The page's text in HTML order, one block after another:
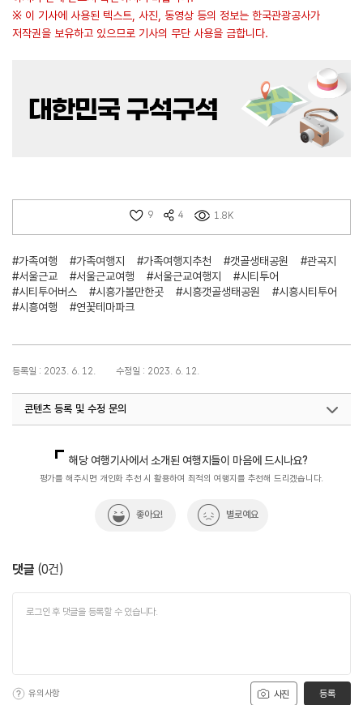
※ 이 기사에 사용된 텍스트, 사진, 동영상 등의 정보는 한국관광공사가
저작권을 보유하고 있으므로 기사의 무단 사용을 금합니다.
9 4 1.8K
#가족여행 #가족여행지 #가족여행지추천 #갯골생태공원
#관곡지
#서울근교
#서울근교여행 #서울근교여행지
#시티투어
#시티투어버스
#시흥가볼만한곳 #시흥갯골생태공원
#시흥시티투어
#시흥여행
#연꽃테마파크
등록일 : 2023. 6. 12. 수정일 : 2023. 6. 12.
콘텐츠 등록 및 수정 문의
해당 여행기사에서 소개된 여행지들이 마음에 드시나요?
평가를 해주시면 개인화 추천 시 활용하여 최적의 여행지를 추천해 드리겠습니다.
좋아요! 별로예요
댓글 (0건)
사진
유의사항 등록